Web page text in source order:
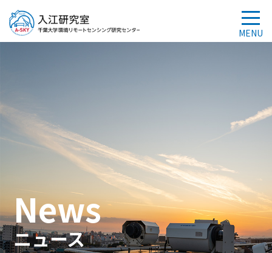
News
ニュース